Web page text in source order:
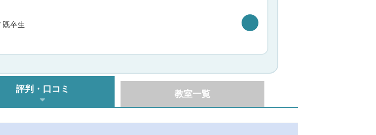
既卒生
評判・口コミ 教室一覧